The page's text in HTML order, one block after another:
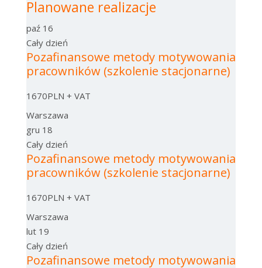
Planowane realizacje
paź 16
Cały dzień
Pozafinansowe metody motywowania
pracowników (szkolenie stacjonarne)
1670PLN + VAT
Warszawa
gru 18
Cały dzień
Pozafinansowe metody motywowania
pracowników (szkolenie stacjonarne)
1670PLN + VAT
Warszawa
lut 19
Cały dzień
Pozafinansowe metody motywowania